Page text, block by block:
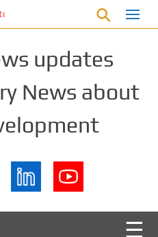
Birdwatching Weekends for
updates
News about